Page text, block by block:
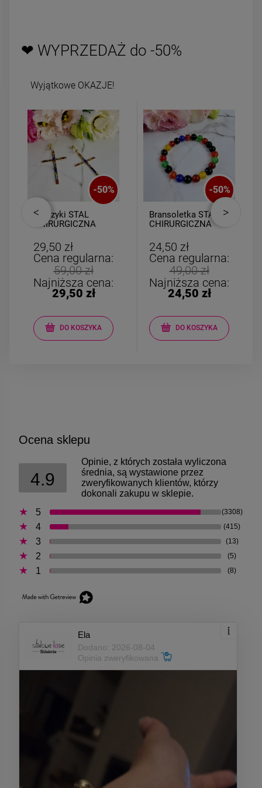
Kolczyki STAL
CHIRURGICZNA motylek
czarny
39,00 zł
Kolczyki STAL
CHIRURGICZNA
niebieski
DO KOSZYKA
❤ WYPRZEDAŻ do -50%
Wyjątkowe OKAZJE!
-50%
Kolczyki STAL
CHIRURGICZNA
kolorowe cyrkonie
29,50 zł
Cena regularna:
59,00 zł
Najniższa cena:
29,50 zł
DO KOSZYKA
-50%
Bransoletka STAL
CHIRURGICZNA
kulki
24,50 zł
Cena regularna:
49,00 zł
Najniższa cena:
24,50 zł
DO KOSZYKA
Ocena sklepu
4.9
Opinie, z których została wyliczona
średnia, są wystawione przez
zweryfikowanych klientów, którzy
dokonali zakupu w sklepie.
5
(3308)
4 (415)
3 (13)
2 (5)
1 (8)
Ela
Dodano: 2026-08-04
Opinia zweryfikowana